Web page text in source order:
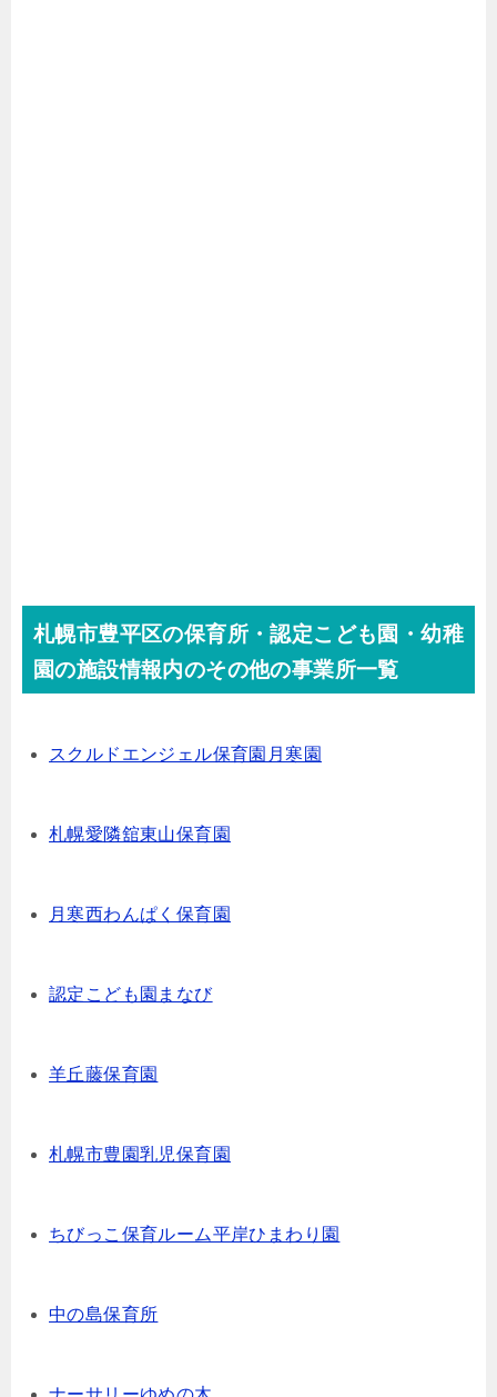
札幌市豊平区の保育所・認定こども園・幼稚
園の施設情報内のその他の事業所一覧
スクルドエンジェル保育園月寒園
札幌愛隣舘東山保育園
月寒西わんぱく保育園
認定こども園まなび
羊丘藤保育園
札幌市豊園乳児保育園
ちびっこ保育ルーム平岸ひまわり園
中の島保育所